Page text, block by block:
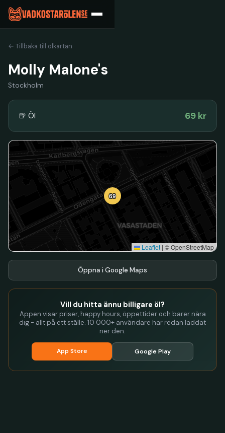
← Tillbaka till ölkartan
Molly Malone's
Stockholm
🍺 Öl 69 kr
69
Leaflet | © OpenStreetMap
Öppna i Google Maps
Vill du hitta ännu billigare öl?
Appen visar priser, happy hours, öppettider och barer nära
dig - allt på ett ställe. 10 000+ användare har redan laddat
ner den.
App Store Google Play